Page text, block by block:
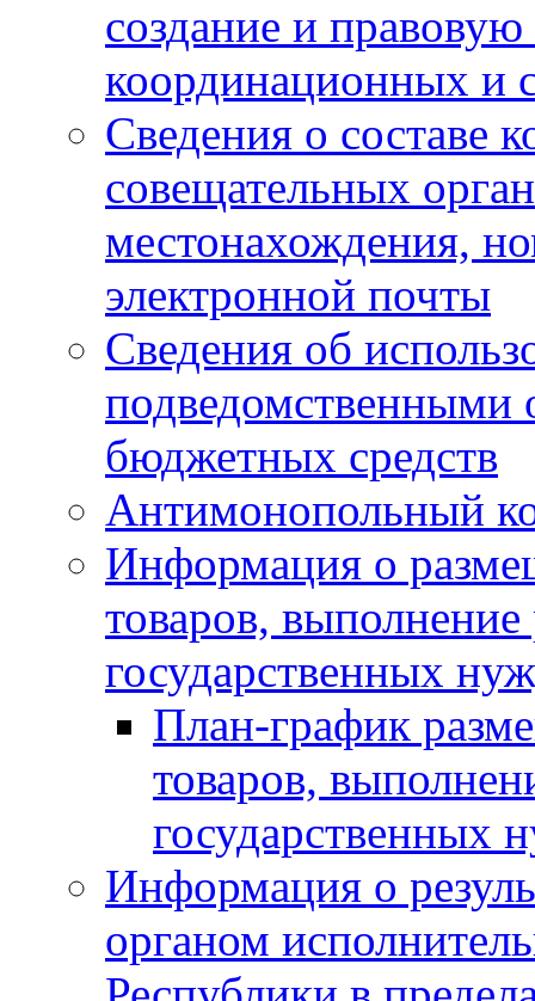
создание и
координационных и
Сведения о составе
совещательных
местонахождения,
электронной почты
Сведения об
подведомственными
бюджетных средств
Антимонопольный
Информация о
товаров, выполнение
государственных
План-график
товаров,
государственных
Информация о
органом